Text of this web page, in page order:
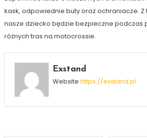
kask, odpowiednie buty oraz ochraniacze.
nasze dziecko będzie bezpieczne podczas
różnych tras na motocrossie.
Exstand
Website https://exstand.pl